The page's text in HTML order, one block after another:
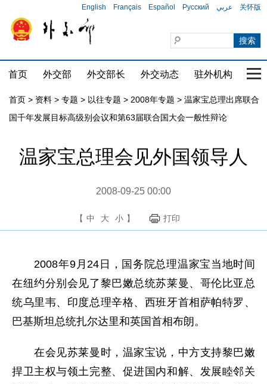
English Français Español Русский عربي 关怀版
首页 外交部 外交部长 外交动态 驻外机构 国
首页 > 资料 > 专题 > 以往专题 > 2008年专题 > 温家宝总理出席联合
国千年发展目标高级别会议和第63届联合国大会一般性辩论
温家宝总理会见外国领导人
2008-09-25 00:00
【 中 大 小 】 打印
2008年9月24日，国务院总理温家宝当地时间
在纽约分别会见了黎巴嫩总统苏莱曼、哥伦比亚总
统乌里韦、印度总理辛格、西班牙首相萨帕特罗、
巴基斯坦总统扎尔达里和英国首相布朗。
在会见苏莱曼时，温家宝说，中方支持黎巴嫩
捍卫主权与领土完整、促进国内和解、发展睦邻关